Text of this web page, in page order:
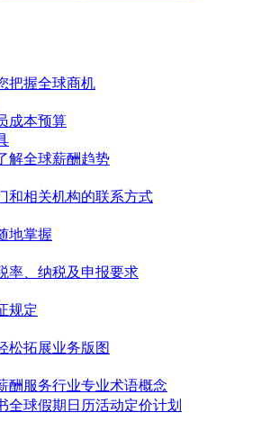
把握全球商机
成本预算
解全球薪酬趋势
和相关机构的联系方式
地掌握
率、纳税及申报要求
规定
松拓展业务版图
酬服务行业专业术语概念
全球假期日历活动定价计划